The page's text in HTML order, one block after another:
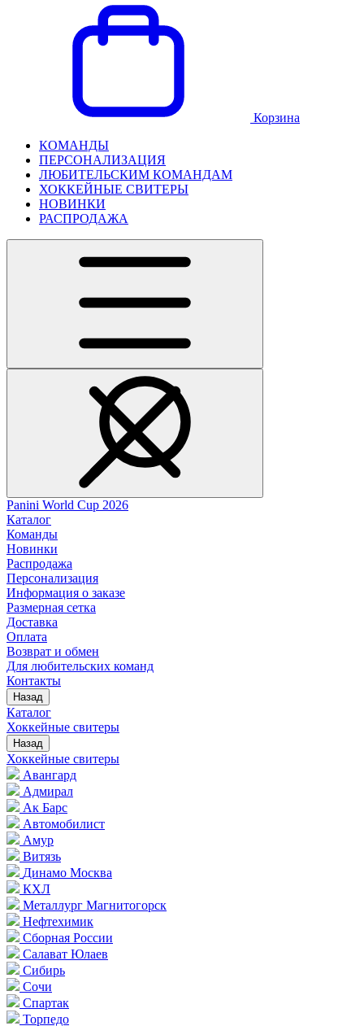
Корзина
КОМАНДЫ
ПЕРСОНАЛИЗАЦИЯ
ЛЮБИТЕЛЬСКИМ КОМАНДАМ
ХОККЕЙНЫЕ СВИТЕРЫ
НОВИНКИ
РАСПРОДАЖА
Panini World Cup 2026
Каталог
Команды
Новинки
Распродажа
Персонализация
Информация о заказе
Размерная сетка
Доставка
Оплата
Возврат и обмен
Для любительских команд
Контакты
Назад
Каталог
Хоккейные свитеры
Назад
Хоккейные свитеры
Авангард
Адмирал
Ак Барс
Автомобилист
Амур
Витязь
Динамо Москва
КХЛ
Металлург Магнитогорск
Нефтехимик
Сборная России
Салават Юлаев
Сибирь
Сочи
Спартак
Торпедо